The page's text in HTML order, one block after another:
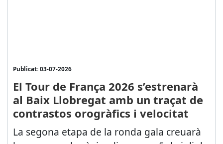
Publicat: 03-07-2026
El Tour de França 2026 s’estrenarà
al Baix Llobregat amb un traçat de
contrastos orogràfics i velocitat
La segona etapa de la ronda gala creuarà